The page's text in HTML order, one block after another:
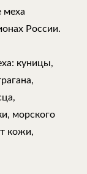
меха
России.
куницы,
морского
кожи,